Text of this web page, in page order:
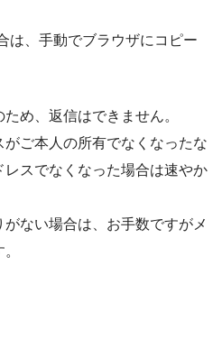
は、手動でブラウザにコピー
め、返信はできません。
ご本人の所有でなくなったな
スでなくなった場合は速やか
ない場合は、お手数ですがメ